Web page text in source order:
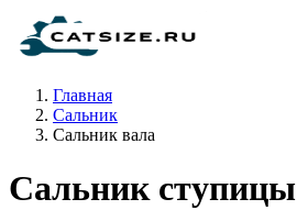
Главная
Сальник
Сальник вала
Сальник ступицы